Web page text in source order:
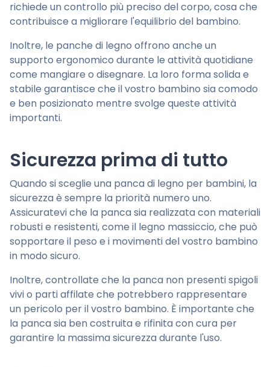
richiede un controllo più preciso del corpo, cosa che
contribuisce a migliorare l'equilibrio del bambino.
Inoltre, le panche di legno offrono anche un
supporto ergonomico durante le attività quotidiane
come mangiare o disegnare. La loro forma solida e
stabile garantisce che il vostro bambino sia comodo
e ben posizionato mentre svolge queste attività
importanti.
Sicurezza prima di tutto
Quando si sceglie una panca di legno per bambini, la
sicurezza è sempre la priorità numero uno.
Assicuratevi che la panca sia realizzata con materiali
robusti e resistenti, come il legno massiccio, che può
sopportare il peso e i movimenti del vostro bambino
in modo sicuro.
Inoltre, controllate che la panca non presenti spigoli
vivi o parti affilate che potrebbero rappresentare
un pericolo per il vostro bambino. È importante che
la panca sia ben costruita e rifinita con cura per
garantire la massima sicurezza durante l'uso.